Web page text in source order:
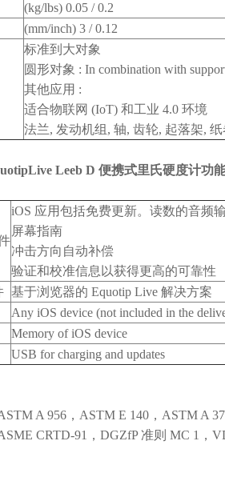
(kg/lbs) 0.05 / 0.2
(mm/inch) 3 / 0.12
标准到大对象
圆形对象 : In combination with
其他应用 :
适合物联网 (IoT) 和工业 4.0 环境
法兰, 发动机组, 轴, 齿轮, 起落架,
Leeb D 便携式里氏硬度计功
iOS 应用包括免费更新。读数的音频
屏幕指南
冲击方向自动补偿
验证和校准信息以获得更高的可靠性
基于浏览器的 Equotip Live 解决方案
Any iOS device (not included in the
Memory of iOS device
USB for charging and updates
A 956，ASTM E 140，ASTM A
CRTD-91，DGZfP 准则 MC 1，